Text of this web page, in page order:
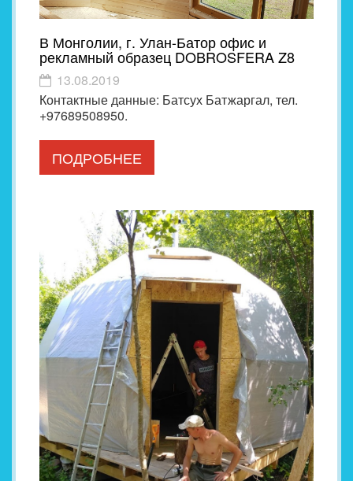
В Монголии, г. Улан-Батор офис и
рекламный образец DOBROSFERA Z8
13.08.2019
Контактные данные: Батсух Батжаргал, тел.
+97689508950.
ПОДРОБНЕЕ